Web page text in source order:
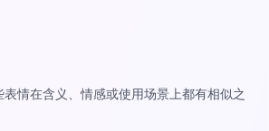
情在含义、情感或使用场景上都有相似之